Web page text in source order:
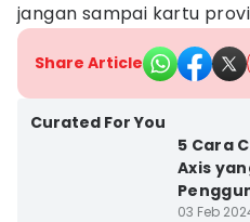
jangan sampai kartu
Share Article
Curated For You
5 Cara
Axis
03 Feb